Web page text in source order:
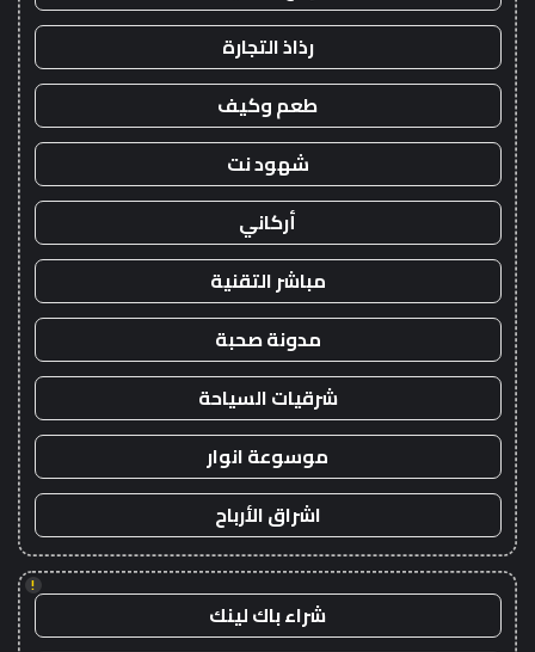
رذاذ التجارة
طعم وكيف
شهود نت
أركاني
مباشر التقنية
مدونة صحبة
شرقيات السياحة
موسوعة انوار
اشراق الأرباح
!
شراء باك لينك